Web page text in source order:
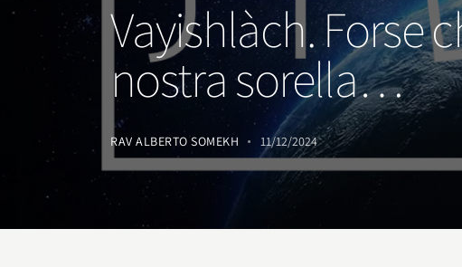
Vayishlàch. Forse
nostra sorella…
RAV ALBERTO SOMEKH 11/12/2024